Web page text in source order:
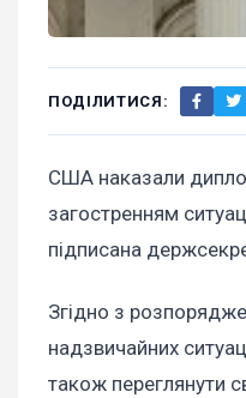
ПОДІЛИТИСЯ:
США наказали
загостренням
підписана
Згідно з
надзвичайних
також переглянути